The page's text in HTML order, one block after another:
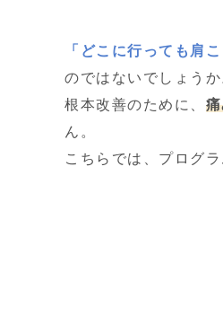
「どこに行っても肩
のではないでしょうか
根本改善のために、
ん。
こちらでは、プログ